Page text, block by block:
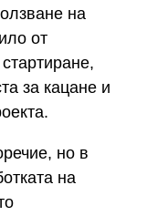
на
от
за кацане и
но в
на